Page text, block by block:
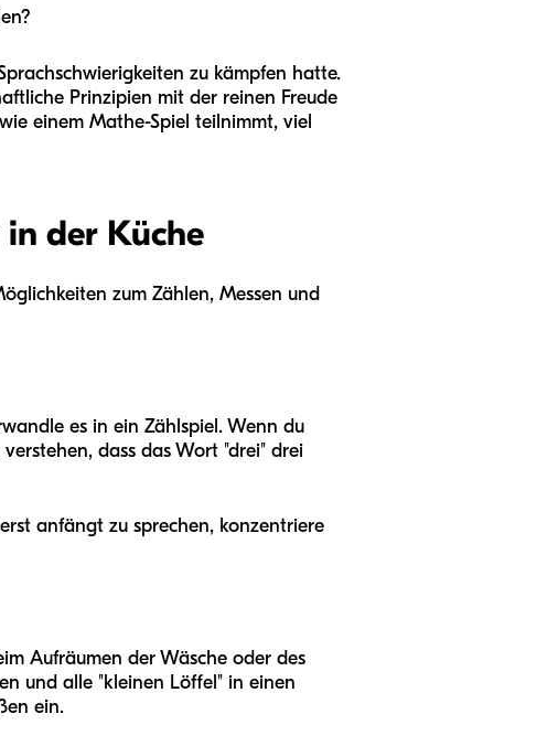
zu kämpfen hatte.
Prinzipien mit der reinen Freude
einem Mathe-Spiel teilnimmt, viel
der Küche
zum Zählen, Messen und
es in ein Zählspiel. Wenn du
dass das Wort "drei" drei
anfängt zu sprechen, konzentriere
Aufräumen der Wäsche oder des
und alle "kleinen Löffel" in einen
ein.